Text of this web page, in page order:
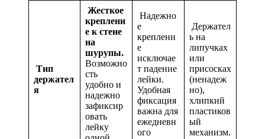
Тип
держател
я
Жесткое
креплени
е к стене
на
шурупы.
Возможно
сть
удобно и
надежно
зафиксир
овать
лейку
Надежно
е
креплени
е
исключае
т падение
лейки.
Удобная
фиксация
важна для
ежедневн
ого
Держател
ь на
липучках
или
присосках
(ненадеж
но),
хлипкий
пластиков
ый
механизм.